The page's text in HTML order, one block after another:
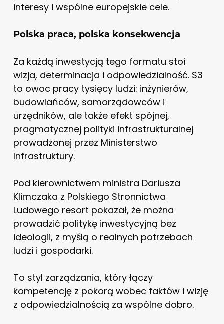
interesy i wspólne europejskie cele.
Polska praca, polska konsekwencja
Za każdą inwestycją tego formatu stoi
wizja, determinacja i odpowiedzialność. S3
to owoc pracy tysięcy ludzi: inżynierów,
budowlańców, samorządowców i
urzędników, ale także efekt spójnej,
pragmatycznej polityki infrastrukturalnej
prowadzonej przez Ministerstwo
Infrastruktury.
Pod kierownictwem ministra Dariusza
Klimczaka z Polskiego Stronnictwa
Ludowego resort pokazał, że można
prowadzić politykę inwestycyjną bez
ideologii, z myślą o realnych potrzebach
ludzi i gospodarki.
To styl zarządzania, który łączy
kompetencję z pokorą wobec faktów i wizję
z odpowiedzialnością za wspólne dobro.